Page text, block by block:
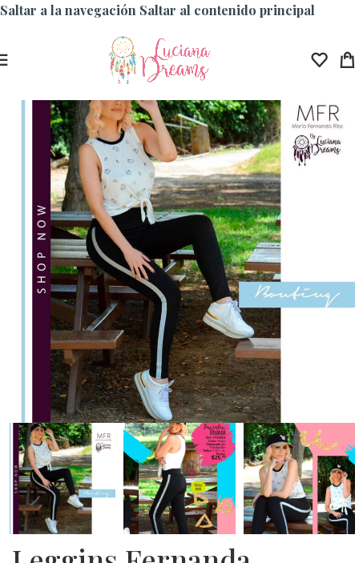
Saltar a la navegación Saltar al contenido principal